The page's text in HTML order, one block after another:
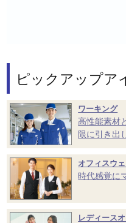
ピックアップア
ワーキング
高性能素材
限に引き出
オフィスウ
時代感覚に
レディース